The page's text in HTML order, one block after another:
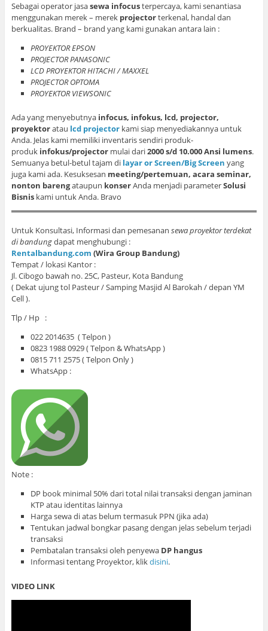
Sebagai operator jasasewa infocusterpercaya, kami senantiasa
menggunakan merek – merek projectorterkenal, handal dan
berkualitas. Brand – brand yang kami gunakan antara lain :
PROYEKTOR EPSON
PROJECTOR PANASONIC
LCD PROYEKTOR HITACHI / MAXXEL
PROJECTOR OPTOMA
PROYEKTOR VIEWSONIC
Ada yang menyebutnya infocus, infokus, lcd, projector,
proyektoratau lcd projectorkami siap menyediakannya untuk
Anda. Jelas kami memiliki inventaris sendiri produk-
produkinfokus/projector mulai dari2000 s/d 10.000 Ansi lumens.
Semuanya betul-betul tajam di layar or Screen/Big Screen yang
juga kami ada. Kesuksesan meeting/pertemuan, acara seminar,
nonton barengataupun konserAnda menjadi parameterSolusi
Bisniskami untuk Anda. Bravo
Untuk Konsultasi, Informasi dan pemesanan sewa proyektor terdekat
di bandungdapat menghubungi :
Rentalbandung.com (Wira Group Bandung)
Tempat / lokasi Kantor :
Jl. Cibogo bawah no. 25C, Pasteur, Kota Bandung
( Dekat ujung tol Pasteur / Samping Masjid Al Barokah / depan YM
Cell ).
Tlp / Hp :
022 2014635 ( Telpon )
0823 1988 0929 ( Telpon & WhatsApp )
0815 711 2575 ( Telpon Only )
WhatsApp :
Note :
DP book minimal 50% dari total nilai transaksi dengan jaminan
KTP atau identitas lainnya
Harga sewa di atas belum termasuk PPN (jika ada)
Tentukan jadwal bongkar pasang dengan jelas sebelum terjadi
transaksi
Pembatalan transaksi oleh penyewa DP hangus
Informasi tentang Proyektor, klikdisini.
VIDEO LINK